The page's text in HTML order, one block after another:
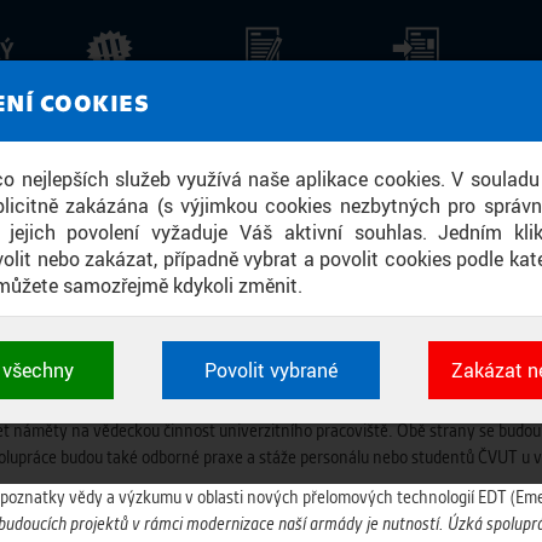
COOKIES
nejlepších služeb využívá naše aplikace cookies. V
zakázána (s výjimkou cookies nezbytných pro
povolení vyžaduje Váš aktivní souhlas. Jedním
nebo zakázat, případně vybrat a povolit cookies podle
samozřejmě kdykoli změnit.
a identifikátorů relace. Jsou nezbytné pro
vždy aktivní.
Povolit vybrané Zakázat
AKTUALITY
SPOLUPRÁCI ARMÁDY ČR A
PŘELOMOVÝCH TECHNOLOGIÍ
učením technickým (ČVUT) v Praze. Konkrétní podobu této
bylo dnes podepsáno na půdě univerzity.
v úterý 25. dubna 2023 v jednacím sálu ČVUT v Praze zástupce
CSc.
a navrhování jejich zavádění do armády. Akademičtí odborníci
náměty na vědeckou činnost univerzitního pracoviště. Obě strany se
budou také odborné praxe a stáže personálu nebo studentů ČVUT
vědy a výzkumu v oblasti nových přelomových technologií EDT
projektů v rámci modernizace naší armády je nutností. Úzká